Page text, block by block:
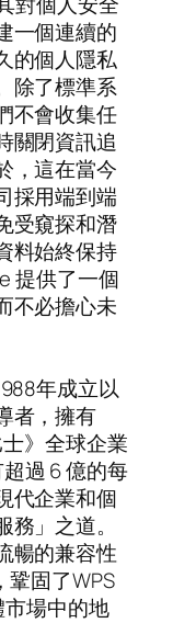
一個連續的
的個人隱私
除了標準系
不會收集任
關閉資訊追
，這在當今
採用端到端
受窺探和潛
料始終保持
提供了一個
不必擔心未
年成立以
者，擁有
》全球企業
過 6 億的每
代企業和個
」之道。
暢的兼容性
鞏固了WPS
場中的地